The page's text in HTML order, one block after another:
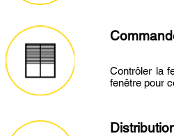
Contrôler la
fenêtre pour